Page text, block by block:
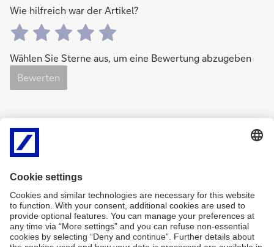
Wie hilfreich war der Artikel?
Wählen Sie Sterne aus, um eine Bewertung abzugeben
Bewerten
Teilen